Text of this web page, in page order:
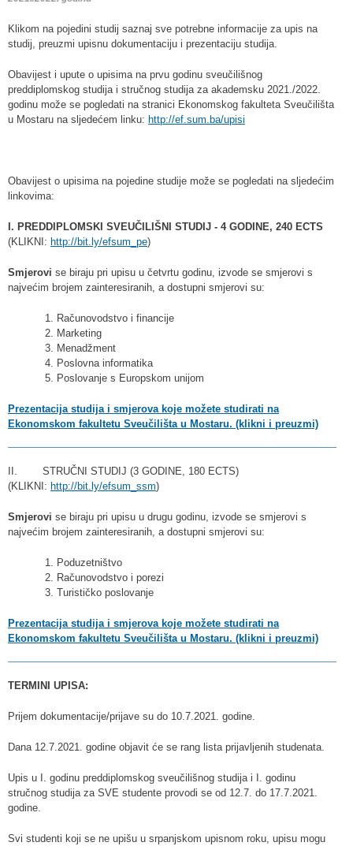
Klikom na pojedini studij saznaj sve potrebne informacije za upis na
studij, preuzmi upisnu dokumentaciju i prezentaciju studija.
Obavijest i upute o upisima na prvu godinu sveučilišnog
preddiplomskog studija i stručnog studija za akademsku 2021./2022.
godinu može se pogledati na stranici Ekonomskog fakulteta Sveučilišta
u Mostaru na sljedećem linku: http://ef.sum.ba/upisi
Obavijest o upisima na pojedine studije može se pogledati na sljedećim
linkovima:
I. PREDDIPLOMSKI SVEUČILIŠNI STUDIJ - 4 GODINE, 240 ECTS
(KLIKNI: http://bit.ly/efsum_pe)
Smjerovi se biraju pri upisu u četvrtu godinu, izvode se smjerovi s
najvećim brojem zainteresiranih, a dostupni smjerovi su:
1. Računovodstvo i financije
2. Marketing
3. Menadžment
4. Poslovna informatika
5. Poslovanje s Europskom unijom
Prezentacija studija i smjerova koje možete studirati na
Ekonomskom fakultetu Sveučilišta u Mostaru. (klikni i preuzmi)
II. STRUČNI STUDIJ (3 GODINE, 180 ECTS)
(KLIKNI: http://bit.ly/efsum_ssm)
Smjerovi se biraju pri upisu u drugu godinu, izvode se smjerovi s
najvećim brojem zainteresiranih, a dostupni smjerovi su:
1. Poduzetništvo
2. Računovodstvo i porezi
3. Turističko poslovanje
Prezentacija studija i smjerova koje možete studirati na
Ekonomskom fakultetu Sveučilišta u Mostaru. (klikni i preuzmi)
TERMINI UPISA:
Prijem dokumentacije/prijave su do 10.7.2021. godine.
Dana 12.7.2021. godine objavit će se rang lista prijavljenih studenata.
Upis u I. godinu preddiplomskog sveučilišnog studija i I. godinu
stručnog studija za SVE studente provodi se od 12.7. do 17.7.2021.
godine.
Svi studenti koji se ne upišu u srpanjskom upisnom roku, upisu mogu